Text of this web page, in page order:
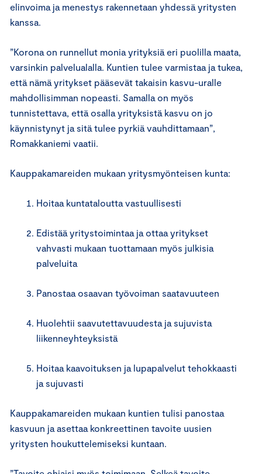
elinvoima ja menestys rakennetaan yhdessä yritysten
kanssa.
”Korona on runnellut monia yrityksiä eri puolilla maata,
varsinkin palvelualalla. Kuntien tulee varmistaa ja tukea,
että nämä yritykset pääsevät takaisin kasvu-uralle
mahdollisimman nopeasti. Samalla on myös
tunnistettava, että osalla yrityksistä kasvu on jo
käynnistynyt ja sitä tulee pyrkiä vauhdittamaan”,
Romakkaniemi vaatii.
Kauppakamareiden mukaan yritysmyönteisen kunta:
Hoitaa kuntataloutta vastuullisesti
Edistää yritystoimintaa ja ottaa yritykset
vahvasti mukaan tuottamaan myös julkisia
palveluita
Panostaa osaavan työvoiman saatavuuteen
Huolehtii saavutettavuudesta ja sujuvista
liikenneyhteyksistä
Hoitaa kaavoituksen ja lupapalvelut tehokkaasti
ja sujuvasti
Kauppakamareiden mukaan kuntien tulisi panostaa
kasvuun ja asettaa konkreettinen tavoite uusien
yritysten houkuttelemiseksi kuntaan.